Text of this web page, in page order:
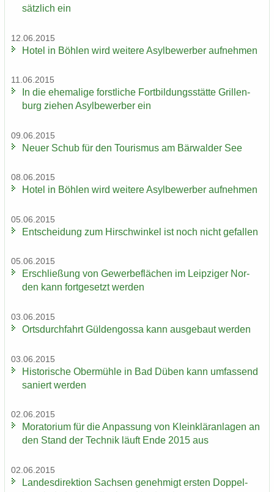
sätz­lich ein
12.06.2015
Hotel in Böh­len wird wei­te­re Asyl­be­wer­ber auf­neh­men
11.06.2015
In die ehe­ma­li­ge forst­li­che Fort­bil­dungs­stät­te Gril­len­
burg zie­hen Asyl­be­wer­ber ein
09.06.2015
Neuer Schub für den Tou­ris­mus am Bär­wal­der See
08.06.2015
Hotel in Böh­len wird wei­te­re Asyl­be­wer­ber auf­neh­men
05.06.2015
Ent­schei­dung zum Hirsch­win­kel ist noch nicht ge­fal­len
05.06.2015
Er­schlie­ßung von Ge­wer­be­flä­chen im Leip­zi­ger Nor­
den kann fort­ge­setzt wer­den
03.06.2015
Orts­durch­fahrt Gül­den­gos­sa kann aus­ge­baut wer­den
03.06.2015
His­to­ri­sche Ober­müh­le in Bad Düben kann um­fas­send
sa­niert wer­den
02.06.2015
Mo­ra­to­ri­um für die An­pas­sung von Klein­klär­an­la­gen an
den Stand der Tech­nik läuft Ende 2015 aus
02.06.2015
Lan­des­di­rek­ti­on Sach­sen ge­neh­migt ers­ten Dop­pel­